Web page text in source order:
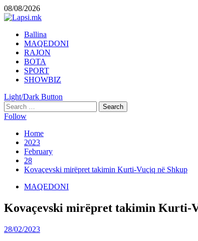
Skip
to
08/08/2026
Primary
Menu
Ballina
MAQEDONI
RAJON
BOTA
SPORT
SHOWBIZ
Light/Dark Button
Search
for:
Follow
Home
2023
February
28
Kovaçevski mirëpret takimin Kurti-Vuçiq në Shkup
MAQEDONI
Kovaçevski mirëpret takimin Kurti-
28/02/2023